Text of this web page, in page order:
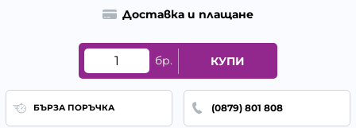
Доставка и плащане
бр. КУПИ
БЪРЗА ПОРЪЧКА (0879) 801 808